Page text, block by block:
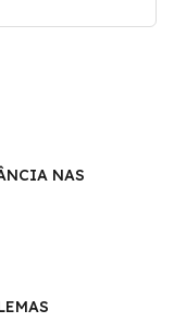
NAS